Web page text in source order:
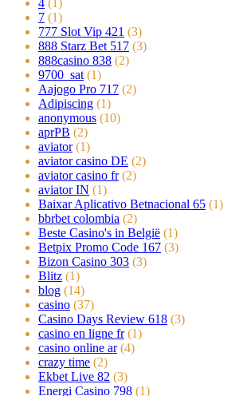
4 (1)
7 (1)
777 Slot Vip 421 (3)
888 Starz Bet 517 (3)
888casino 838 (2)
9700_sat (1)
Aajogo Pro 717 (2)
Adipiscing (1)
anonymous (10)
aprPB (2)
aviator (1)
aviator casino DE (2)
aviator casino fr (2)
aviator IN (1)
Baixar Aplicativo Betnacional 65 (1)
bbrbet colombia (2)
Beste Casino's in België (1)
Betpix Promo Code 167 (3)
Bizon Casino 303 (3)
Blitz (1)
blog (14)
casino (37)
Casino Days Review 618 (3)
casino en ligne fr (1)
casino online ar (4)
crazy time (2)
Ekbet Live 82 (3)
Energi Casino 798 (1)